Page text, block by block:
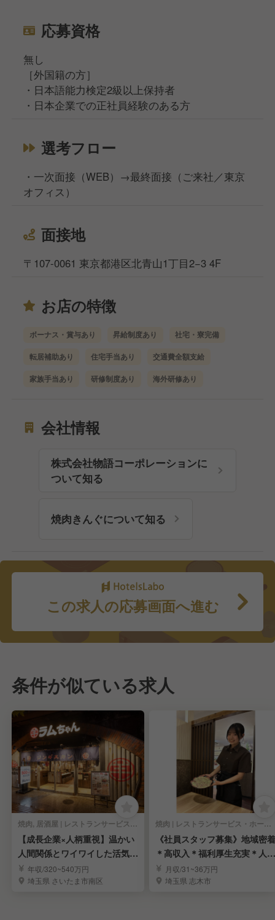
応募資格
無し
［外国籍の方］
・日本語能力検定2級以上保持者
・日本企業での正社員経験のある方
選考フロー
・一次面接（WEB）→最終面接（ご来社／東京
オフィス）
面接地
〒107-0061 東京都港区北青山1丁目2−3 4F
お店の特徴
ボーナス・賞与あり 昇給制度あり 社宅・寮完備
転居補助あり 住宅手当あり 交通費全額支給
家族手当あり 研修制度あり 海外研修あり
会社情報
株式会社物語コーポレーションに
ついて知る
焼肉きんぐについて知る
この求人の応募画面へ進む
条件が似ている求人
焼肉, 居酒屋 | レストランサービス・ホールスタッフ
【成長企業×人柄重視】温かい
人間関係とワイワイした活気が
自慢の職場！
年収/320~540万円
埼玉県 さいたま市南区
焼肉 | レストランサービス・ホールスタッフ
《社員スタッフ募集》地域密着
＊高収入＊福利厚生充実＊人柄
採用＊遠方応募歓迎
月収/31~36万円
埼玉県 志木市